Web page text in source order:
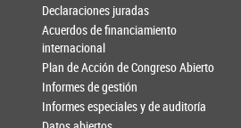
Declaraciones juradas
Acuerdos de financiamiento
internacional
Plan de Acción de Congreso Abierto
Informes de gestión
Informes especiales y de auditoría